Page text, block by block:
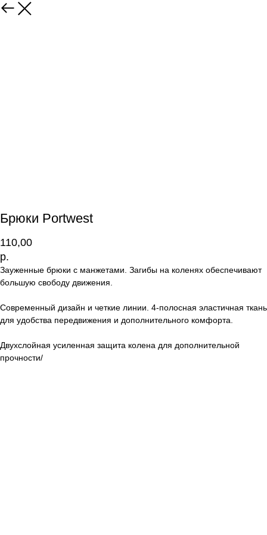
Брюки Portwest
110,00
р.
Зауженные брюки с манжетами. Загибы на коленях обеспечивают
большую свободу движения.
Современный дизайн и четкие линии. 4-полосная эластичная ткань
для удобства передвижения и дополнительного комфорта.
Двухслойная усиленная защита колена для дополнительной
прочности/